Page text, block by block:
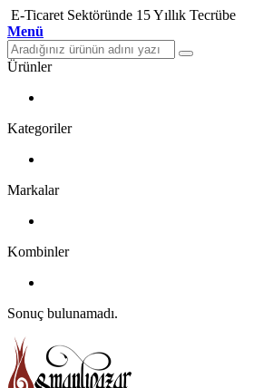
E-Ticaret Sektöründe 15 Yıllık Tecrübe
Menü
Ürünler
Kategoriler
Markalar
Kombinler
Sonuç bulunamadı.